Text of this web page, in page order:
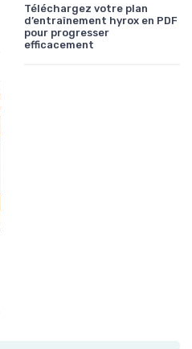
Téléchargez votre plan
d’entraînement hyrox en PDF
pour progresser
efficacement